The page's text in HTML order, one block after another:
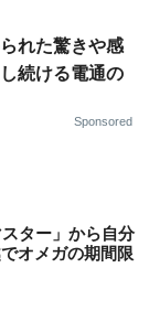
れた驚きや感
続ける電通の
Sponsored
ター」から自分
オメガの期間限